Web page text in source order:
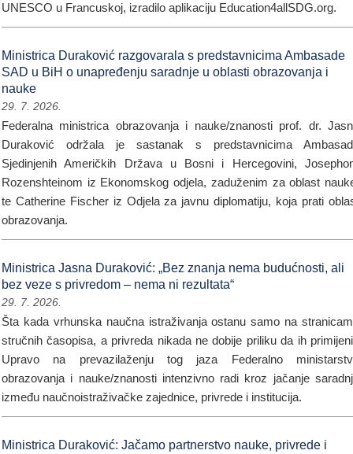
UNESCO u Francuskoj, izradilo aplikaciju Education4allSDG.org.
Ministrica Duraković razgovarala s predstavnicima Ambasade
SAD u BiH o unapređenju saradnje u oblasti obrazovanja i
nauke
29. 7. 2026.
Federalna ministrica obrazovanja i nauke/znanosti prof. dr.
Duraković održala je sastanak s predstavnicima
Sjedinjenih Američkih Država u Bosni i Hercegovini,
Rozenshteinom iz Ekonomskog odjela, zaduženim za oblast
te Catherine Fischer iz Odjela za javnu diplomatiju, koja prati
obrazovanja.
Ministrica Jasna Duraković: „Bez znanja nema budućnosti, ali
bez veze s privredom – nema ni rezultata“
29. 7. 2026.
Šta kada vrhunska naučna istraživanja ostanu samo na
stručnih časopisa, a privreda nikada ne dobije priliku da ih
Upravo na prevazilaženju tog jaza Federalno
obrazovanja i nauke/znanosti intenzivno radi kroz jačanje
između naučnoistraživačke zajednice, privrede i institucija.
Ministrica Duraković: Jačamo partnerstvo nauke, privrede i